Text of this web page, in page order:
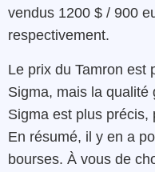
vendus 1200 $ / 900
respectivement.
Le prix du Tamron est
Sigma, mais la qualité
Sigma est plus précis,
En résumé, il y en a
bourses. À vous de